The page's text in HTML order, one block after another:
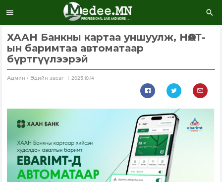
ХААН Банкны картаа уншуулж, НӨАТ-
ын баримтаа автоматаар
бүртгүүлээрэй
Aдмин / Эдийн засаг 2025.10.14